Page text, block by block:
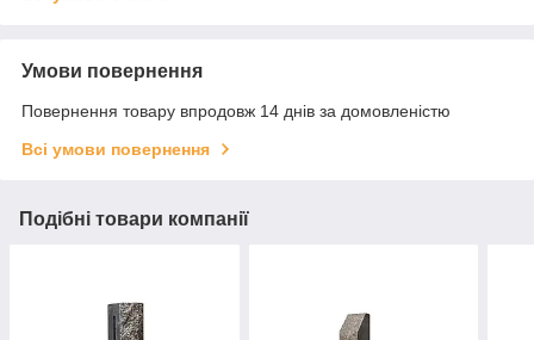
Умови повернення
Повернення товару впродовж 14 днів за домовленістю
Всі умови повернення
Подібні товари компанії